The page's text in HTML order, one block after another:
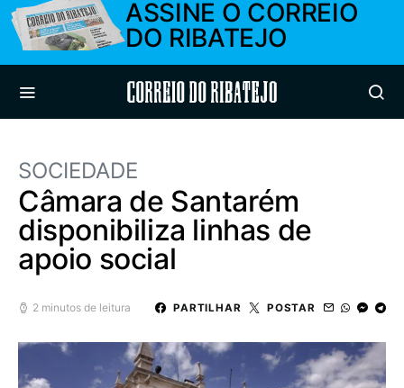
ASSINE O CORREIO
DO RIBATEJO
Correio do Ribatejo
SOCIEDADE
Câmara de Santarém
disponibiliza linhas de
apoio social
2 minutos de leitura PARTILHAR POSTAR